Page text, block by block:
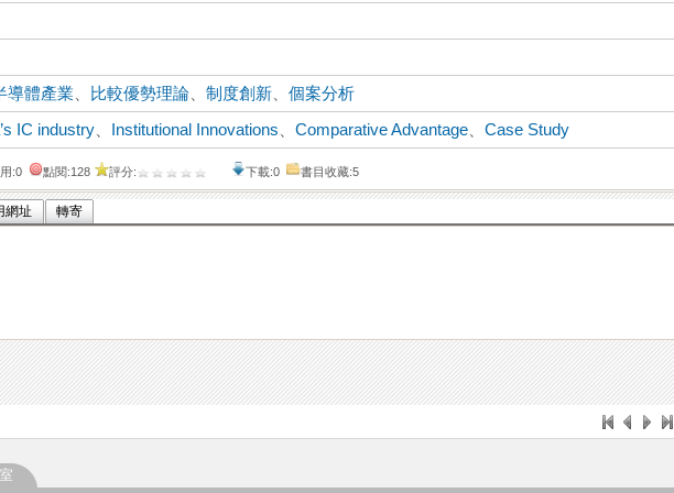
導體產業 比較優勢理論 、制度創新 、個案分析
IC industry Institutional Innovations 、Comparative Advantage 、Case Study
:0 點閱:128 評分: 下載:0 書目收藏:5
網址 轉寄